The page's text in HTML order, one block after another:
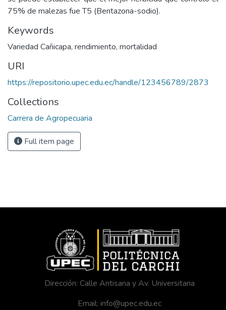
75% de malezas fue T5 (Bentazona-sodio).
Keywords
Variedad Cañicapa, rendimiento, mortalidad
URI
https://repositorio.upec.edu.ec/handle/123456789/2873
Collections
Carrera de Agropecuaria
Full item page
Dirección: Calle Antisana y Av. Universitaria
Email: info@upec.edu.ec